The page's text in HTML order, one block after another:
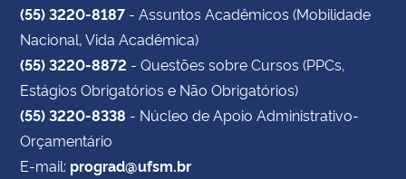
(55) 3220-8187 - Assuntos Acadêmicos (Mobilidade
Nacional, Vida Acadêmica)
(55) 3220-8872 - Questões sobre Cursos (PPCs,
Estágios Obrigatórios e Não Obrigatórios)
(55) 3220-8338 - Núcleo de Apoio Administrativo-
Orçamentário
E-mail: prograd@ufsm.br